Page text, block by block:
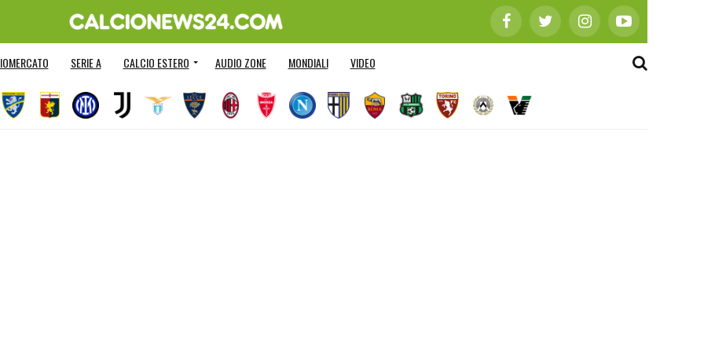
SERIE A CALCIO ESTERO AUDIO ZONE MONDIALI VIDEO